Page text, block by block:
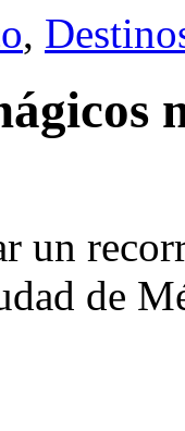
,
un
de